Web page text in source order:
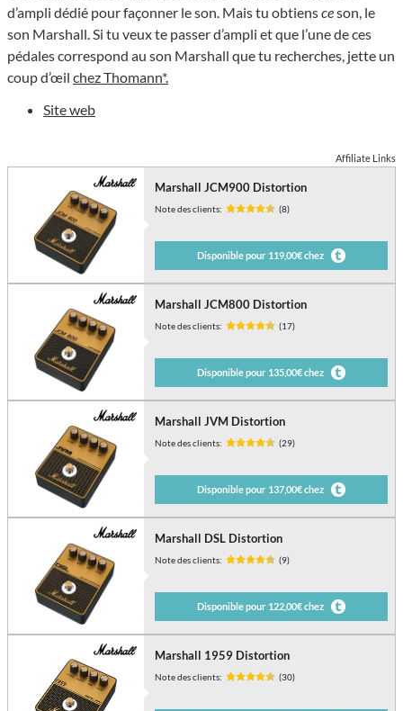
d’ampli dédié pour façonner le son. Mais tu obtiensceson, le
son Marshall. Si tu veux te passer d’ampli et que l’une de ces
pédales correspond au son Marshall que tu recherches, jette un
coup d’œil chez Thomann*.
Site web
Affiliate Links
Marshall JCM900 Distortion
Note des clients: (8)
Disponible pour 119,00€ chez
Marshall JCM800 Distortion
Note des clients: (17)
Disponible pour 135,00€ chez
Marshall JVM Distortion
Note des clients: (29)
Disponible pour 137,00€ chez
Marshall DSL Distortion
Note des clients: (9)
Disponible pour 122,00€ chez
Marshall 1959 Distortion
Note des clients: (30)